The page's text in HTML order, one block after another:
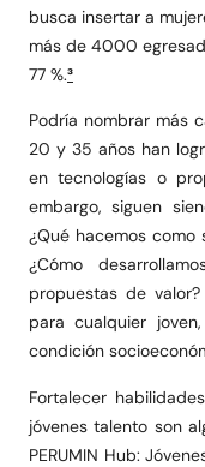
busca insertar a
más de 4000
77 %.³
Podría nombrar más
20 y 35 años han
en tecnologías o
embargo, siguen
¿Qué hacemos
¿Cómo
propuestas de
para cualquier
condición
Fortalecer
jóvenes talento son
PERUMIN Hub: